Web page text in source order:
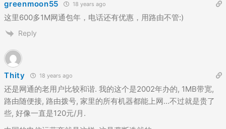
greenmoon55 18 years ago
这里600多1M网通包年，电话还有优惠，用路由不管:)
Reply
Thity 18 years ago
还是网通的老用户比较和谐. 我的这个是2002年办的, 1MB带宽,
路由随便接, 路由拨号, 家里的所有机器都能上网…不过就是贵了
些, 好像一直是120元/月.